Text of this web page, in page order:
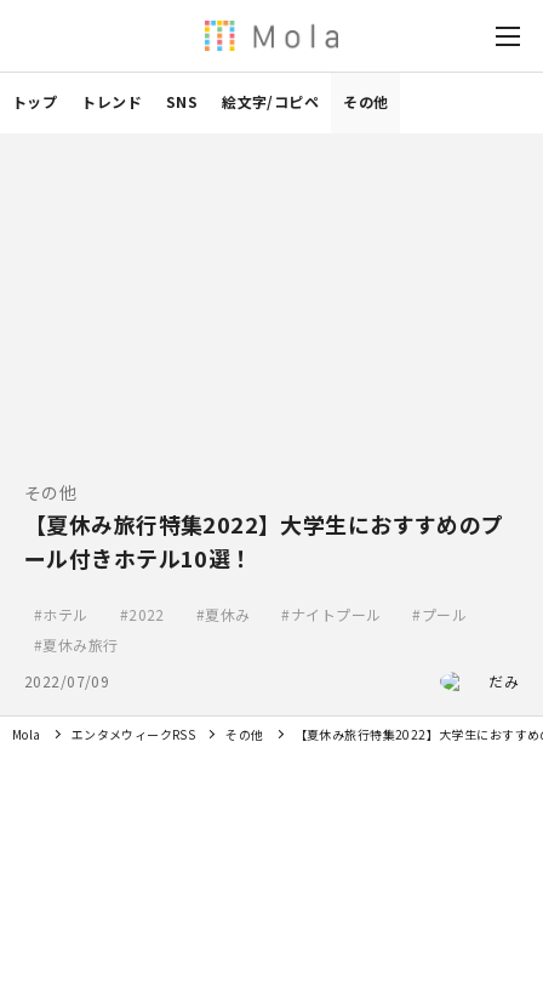
トップ トレンド SNS 絵文字/コピペ その他
その他
【夏休み旅行特集2022】大学生におすすめのプ
ール付きホテル10選！
ホテル 2022 夏休み ナイトプール
プール
夏休み旅行
2022/07/09
だみ
Mola エンタメウィークRSS その他 【夏休み旅行特集2022】大学生におすす